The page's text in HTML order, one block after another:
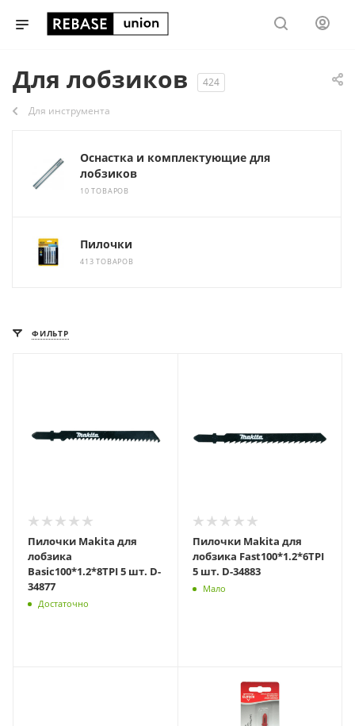
Для лобзиков 424
Для инструмента
Оснастка и комплектующие для
лобзиков
10 ТОВАРОВ
Пилочки
413 ТОВАРОВ
ФИЛЬТР
Пилочки Makita для
лобзика
Basic100*1.2*8TPI 5 шт. D-
34877
Достаточно
Пилочки Makita для
лобзика Fast100*1.2*6TPI
5 шт. D-34883
Мало